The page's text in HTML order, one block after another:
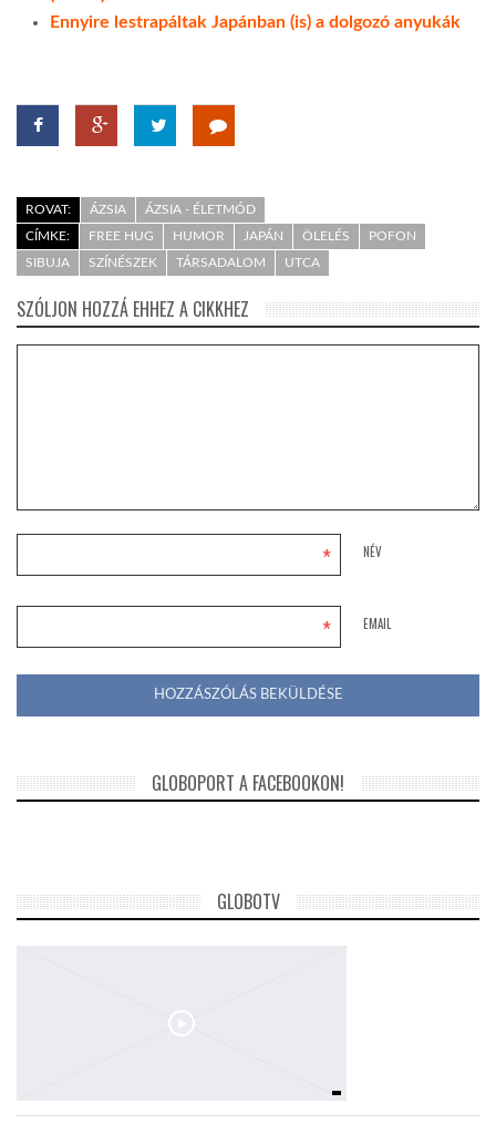
Ennyire lestrapáltak Japánban (is) a dolgozó anyukák
ROVAT: ÁZSIA
ÁZSIA - ÉLETMÓD
CÍMKE:
FREE HUG HUMOR JAPÁN ÖLELÉS
POFON
SIBUJA
SZÍNÉSZEK TÁRSADALOM UTCA
SZÓLJON HOZZÁ EHHEZ A CIKKHEZ
NÉV
*
EMAIL
*
GLOBOPORT A FACEBOOKON!
GLOBOTV